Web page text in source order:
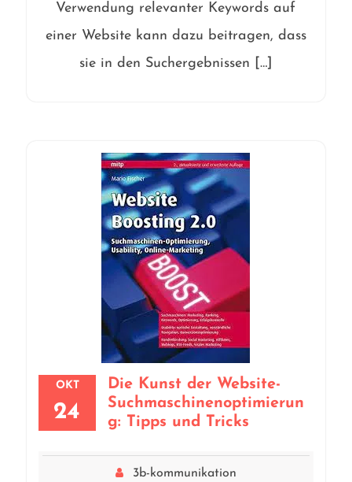
Verwendung relevanter Keywords auf
einer Website kann dazu beitragen, dass
sie in den Suchergebnissen […]
OKT
24
Die Kunst der Website-
Suchmaschinenoptimierun
g: Tipps und Tricks
3b-kommunikation